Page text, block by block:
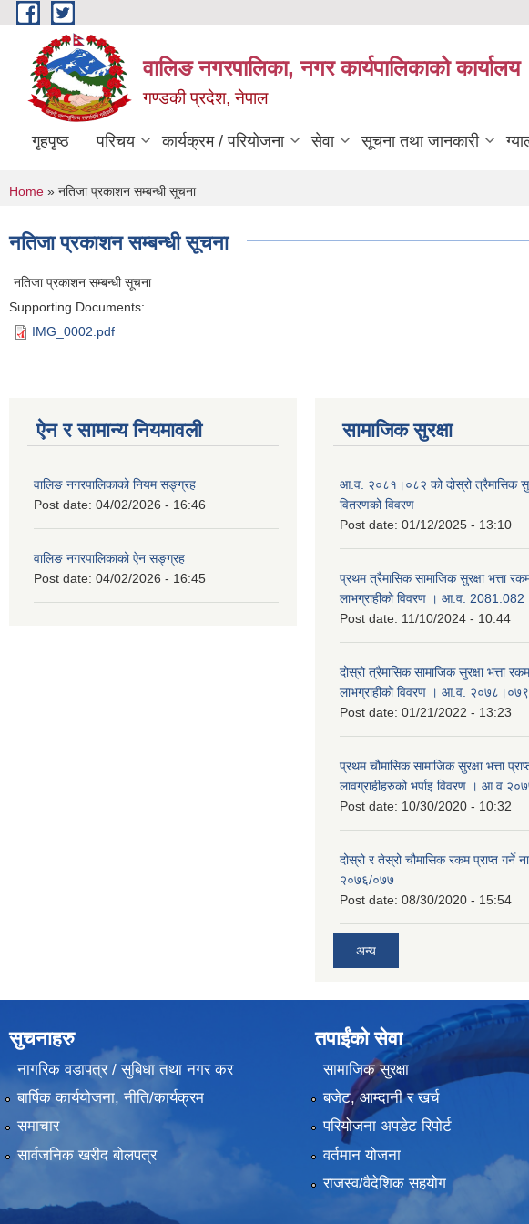
Skip to main content
वालिङ नगरपालिका, नगर कार्यपालिकाको कार्यालय
गण्डकी प्रदेश, नेपाल
गृहपृष्ठ परिचय कार्यक्रम / परियोजना सेवा सूचना तथा जानकारी
You are here
Home » नतिजा प्रकाशन सम्बन्धी सूचना
नतिजा प्रकाशन सम्बन्धी सूचना
नतिजा प्रकाशन सम्बन्धी सूचना
Supporting Documents:
IMG_0002.pdf
ऐन र सामान्य नियमावली
वालिङ नगरपालिकाको नियम सङ्ग्रह
Post date: 04/02/2026 - 16:46
वालिङ नगरपालिकाको ऐन सङ्ग्रह
Post date: 04/02/2026 - 16:45
सामाजिक सुरक्षा
आ.व. २०८१।०८२ को दोस्रो त्रैमासिक
वितरणको विवरण
Post date: 01/12/2025 - 13:10
प्रथम त्रैमासिक सामाजिक सुरक्षा भत्ता रकम
लाभग्राहीको विवरण । आ.व. 2081.082
Post date: 11/10/2024 - 10:44
दोस्रो त्रैमासिक सामाजिक सुरक्षा भत्ता रकम
लाभग्राहीको विवरण । आ.व. २०७८।०७९
Post date: 01/21/2022 - 13:23
प्रथम चौमासिक सामाजिक सुरक्षा भत्ता
लावग्राहीहरुको भर्पाइ विवरण । आ.व
Post date: 10/30/2020 - 10:32
दोस्रो र तेस्रो चौमासिक रकम प्राप्त गर्ने
२०७६/०७७
Post date: 08/30/2020 - 15:54
अन्य
सुचनाहरु
नागरिक वडापत्र / सुबिधा तथा नगर कर
बार्षिक कार्ययोजना, नीति/कार्यक्रम
समाचार
सार्वजनिक खरीद बोलपत्र
तपाईंको सेवा
सामाजिक सुरक्षा
बजेट, आम्दानी र खर्च
परियोजना अपडेट रिपोर्ट
वर्तमान योजना
राजस्व/वैदेशिक सहयोग